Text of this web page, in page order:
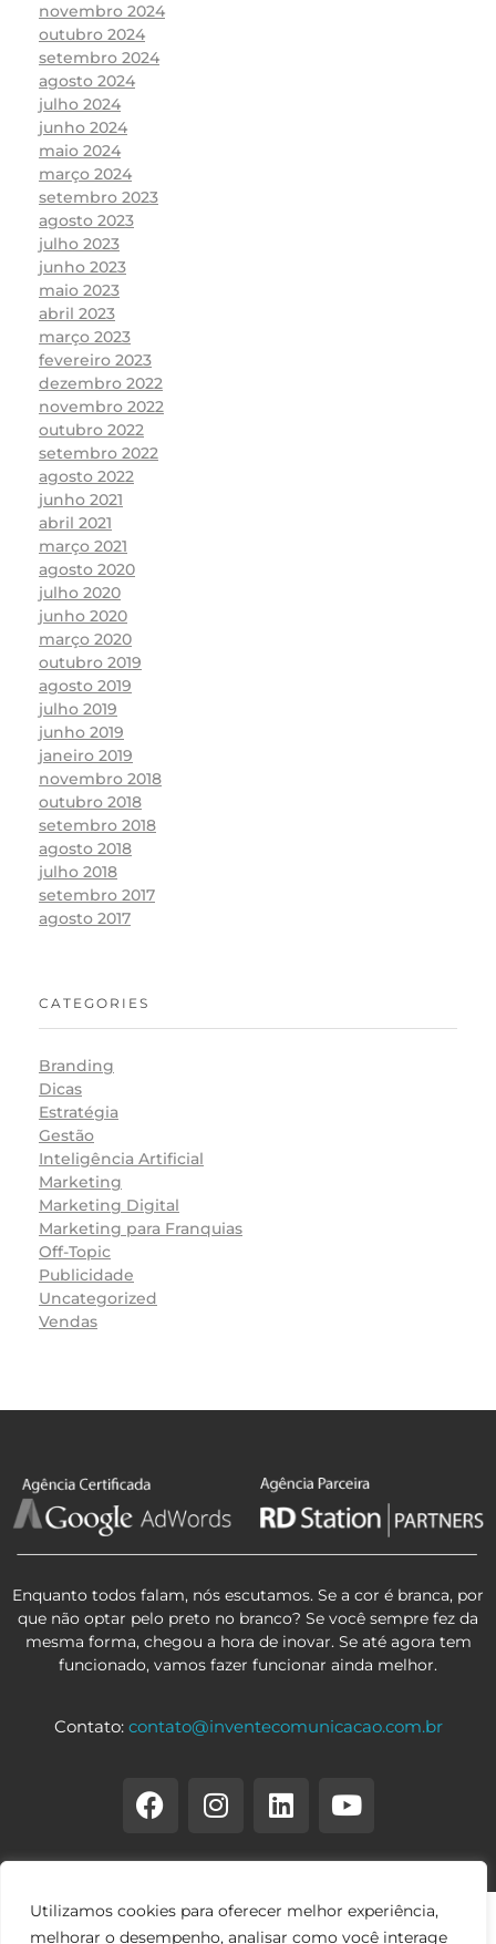
Utilizamos cookies para oferecer melhor experiência,
melhorar o desempenho, analisar como você interage
novembro 2024
outubro 2024
setembro 2024
agosto 2024
julho 2024
junho 2024
maio 2024
março 2024
setembro 2023
agosto 2023
julho 2023
junho 2023
maio 2023
abril 2023
março 2023
fevereiro 2023
dezembro 2022
novembro 2022
outubro 2022
setembro 2022
agosto 2022
junho 2021
abril 2021
março 2021
agosto 2020
julho 2020
junho 2020
março 2020
outubro 2019
agosto 2019
julho 2019
junho 2019
janeiro 2019
novembro 2018
outubro 2018
setembro 2018
agosto 2018
julho 2018
setembro 2017
agosto 2017
CATEGORIES
Branding
Dicas
Estratégia
Gestão
Inteligência Artificial
Marketing
Marketing Digital
Marketing para Franquias
Off-Topic
Publicidade
Uncategorized
Vendas
Enquanto todos falam, nós escutamos. Se a cor é branca, por
que não optar pelo preto no branco? Se você sempre fez da
mesma forma, chegou a hora de inovar. Se até agora tem
funcionado, vamos fazer funcionar ainda melhor.
Contato: contato@inventecomunicacao.com.br